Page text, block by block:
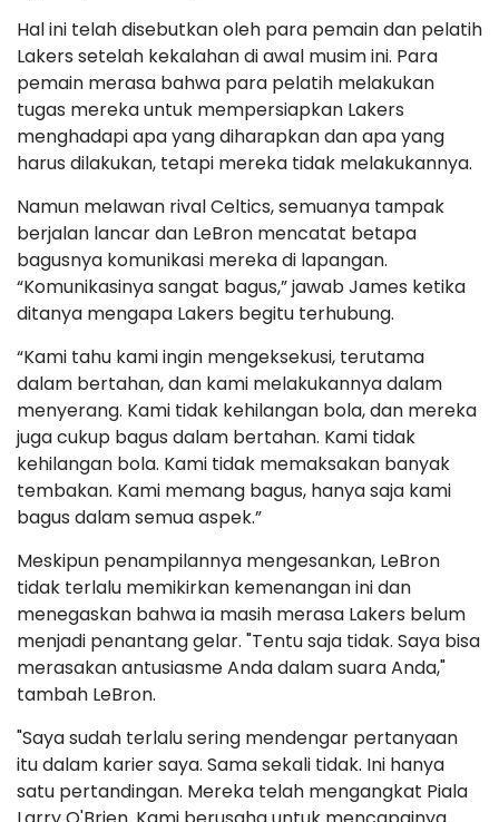
Hal ini telah disebutkan oleh para pemain dan pelatih
Lakers setelah kekalahan di awal musim ini. Para
pemain merasa bahwa para pelatih melakukan
tugas mereka untuk mempersiapkan Lakers
menghadapi apa yang diharapkan dan apa yang
harus dilakukan, tetapi mereka tidak melakukannya.
Namun melawan rival Celtics, semuanya tampak
berjalan lancar dan LeBron mencatat betapa
bagusnya komunikasi mereka di lapangan.
“Komunikasinya sangat bagus,” jawab James ketika
ditanya mengapa Lakers begitu terhubung.
“Kami tahu kami ingin mengeksekusi, terutama
dalam bertahan, dan kami melakukannya dalam
menyerang. Kami tidak kehilangan bola, dan mereka
juga cukup bagus dalam bertahan. Kami tidak
kehilangan bola. Kami tidak memaksakan banyak
tembakan. Kami memang bagus, hanya saja kami
bagus dalam semua aspek.”
Meskipun penampilannya mengesankan, LeBron
tidak terlalu memikirkan kemenangan ini dan
menegaskan bahwa ia masih merasa Lakers belum
menjadi penantang gelar. "Tentu saja tidak. Saya bisa
merasakan antusiasme Anda dalam suara Anda,"
tambah LeBron.
"Saya sudah terlalu sering mendengar pertanyaan
itu dalam karier saya. Sama sekali tidak. Ini hanya
satu pertandingan. Mereka telah mengangkat Piala